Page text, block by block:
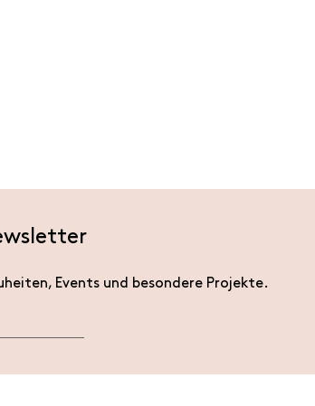
Events und besondere Projekte.